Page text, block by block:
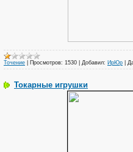
Точение Просмотров: 1530 Добавил: ИрЮр
Токарные игрушки